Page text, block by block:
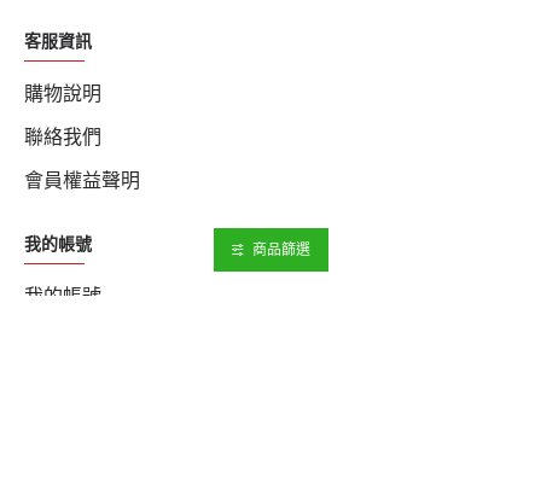
客服資訊
購物說明
聯絡我們
會員權益聲明
我的帳號
我的帳號
商品篩選